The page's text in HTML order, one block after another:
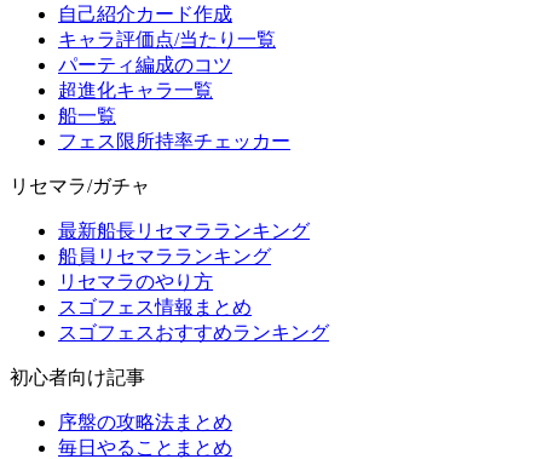
自己紹介カード作成
キャラ評価点/当たり一覧
パーティ編成のコツ
超進化キャラ一覧
船一覧
フェス限所持率チェッカー
リセマラ/ガチャ
最新船長リセマラランキング
船員リセマラランキング
リセマラのやり方
スゴフェス情報まとめ
スゴフェスおすすめランキング
初心者向け記事
序盤の攻略法まとめ
毎日やることまとめ